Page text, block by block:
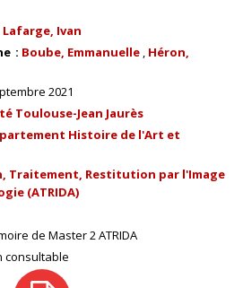
Lafarge, Ivan
Boube, Emmanuelle Héron,
2021
Toulouse-Jean Jaurès
Histoire de l'Art et
Traitement, Restitution par l'Image
(ATRIDA)
de Master 2 ATRIDA
consultable